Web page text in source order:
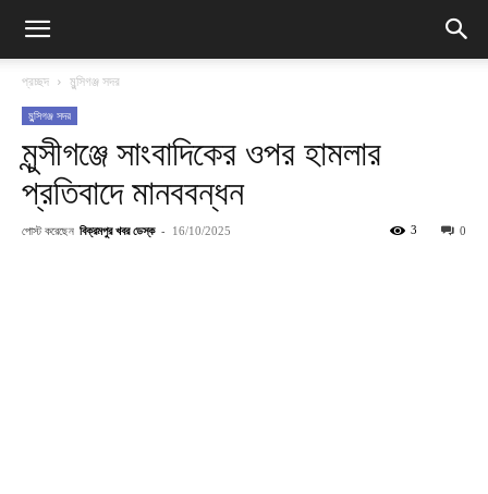
প্রচ্ছদ মুন্সিগঞ্জ সদর
মুন্সিগঞ্জ সদর
মুন্সীগঞ্জে সাংবাদিকের ওপর হামলার
প্রতিবাদে মানববন্ধন
পোস্ট করেছেন বিক্রমপুর খবর ডেস্ক - 16/10/2025 0
3